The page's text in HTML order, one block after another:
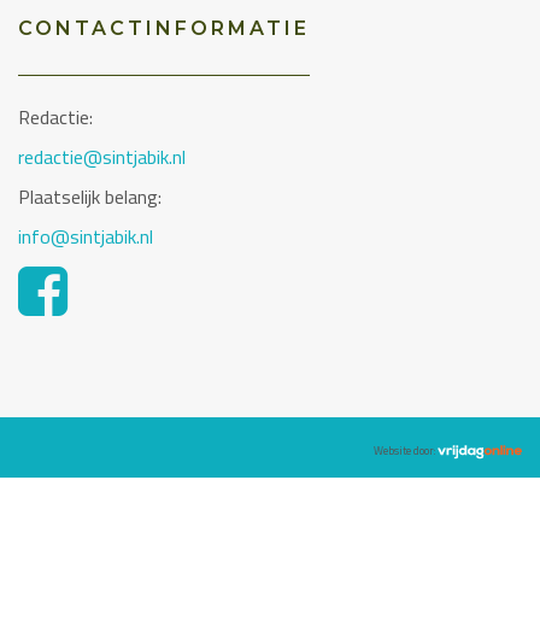
CONTACTINFORMATIE
Redactie:
redactie@sintjabik.nl
Plaatselijk belang:
info@sintjabik.nl
Website door: